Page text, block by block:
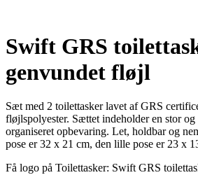
Swift GRS
genvundet fløjl
Sæt med 2 toilettasker lavet af GRS
fløjlspolyester. Sættet indeholder en stor
organiseret opbevaring. Let, holdbar og
pose er 32 x 21 cm, den lille pose er 23 x
Få logo på Toilettasker: Swift GRS